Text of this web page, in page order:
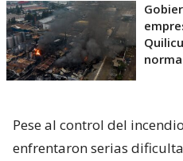
Pese al control del
enfrentaron serias